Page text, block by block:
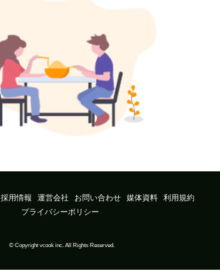
採用情報 運営会社 お問い合わせ 媒体資料
利用規約
プライバシーポリシー
© Copyright vcook inc. All Rights Reserved.